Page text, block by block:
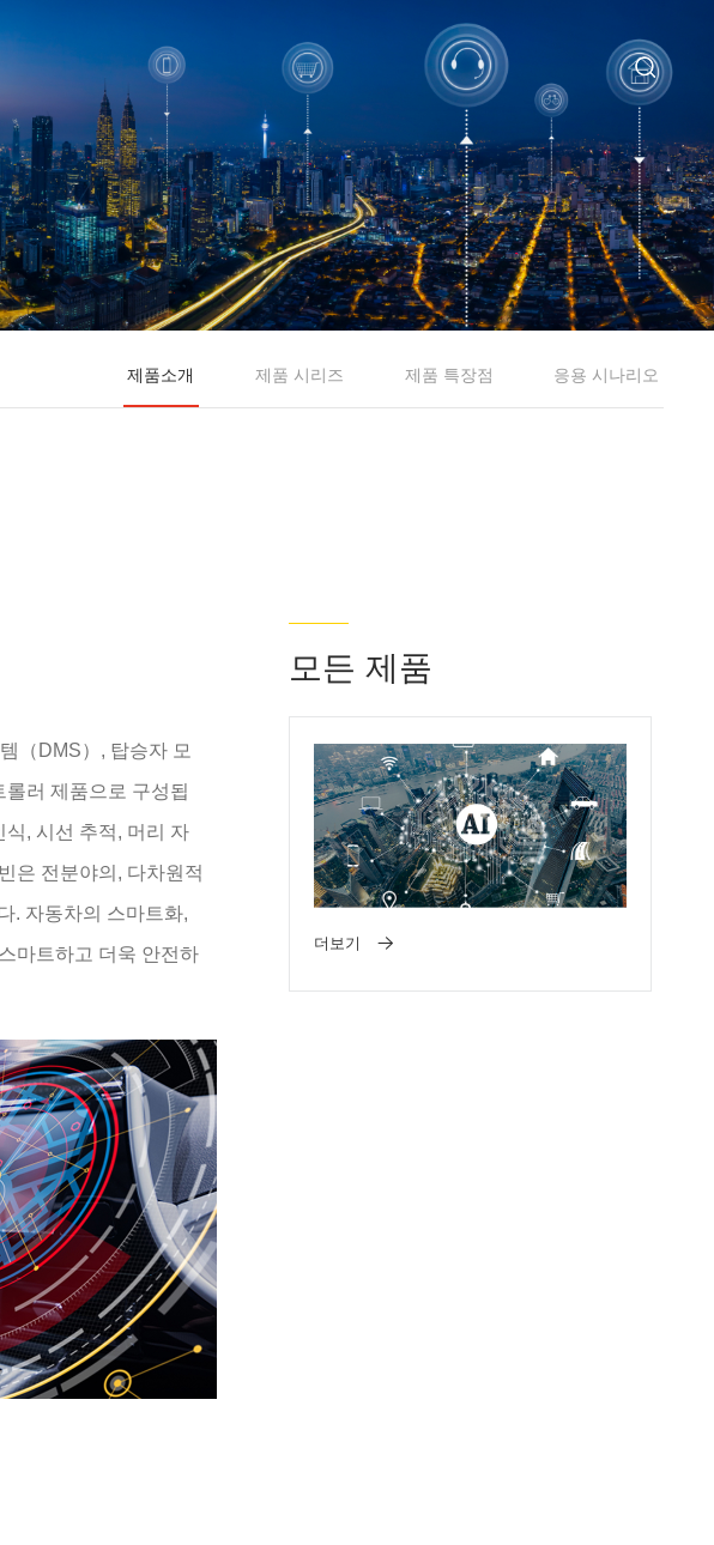
제품소개 제품 시리즈 제품 특장점 응용 시나리오
（DMS）, 탑승자 모
러 제품으로 구성됩
, 시선 추적, 머리 자
은 전분야의, 다차원적
. 자동차의 스마트화,
마트하고 더욱 안전하
모든 제품
더보기